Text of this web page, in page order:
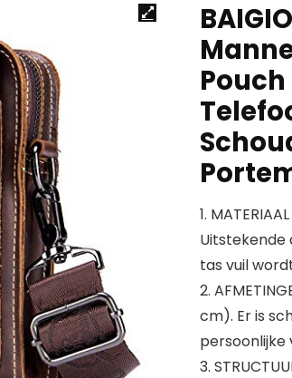
1.
Uitstekende
tas vuil
2.
cm). Er is
persoonlijke
3.